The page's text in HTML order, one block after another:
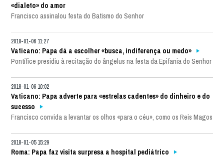
«dialeto» do amor
Francisco assinalou festa do Batismo do Senhor
2018-01-06 11:27
Vaticano: Papa dá a escolher «busca, indiferença ou medo»
Pontífice presidiu à recitação do ângelus na festa da Epifania do Senhor
2018-01-06 10:02
Vaticano: Papa adverte para «estrelas cadentes» do dinheiro e do
sucesso
Francisco convida a levantar os olhos «para o céu», como os Reis Magos
2018-01-05 15:29
Roma: Papa faz visita surpresa a hospital pediátrico